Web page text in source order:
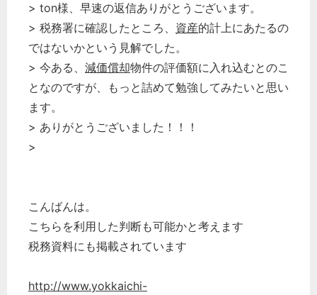
> ton様、早速の返信ありがとうございます。
> 税務署に確認したところ、 資産的計上にあたるの
ではないかという見解でした。
> 今ある、 減価償却物件の評価額に入れ込むとのこ
となのですが、もっと詰めて勉強してみたいと思い
ます。
> ありがとうございました！！！
>
こんばんは。
こちらを利用した判断も可能かと考えます
税務資料にも掲載されています
http://www.yokkaichi-